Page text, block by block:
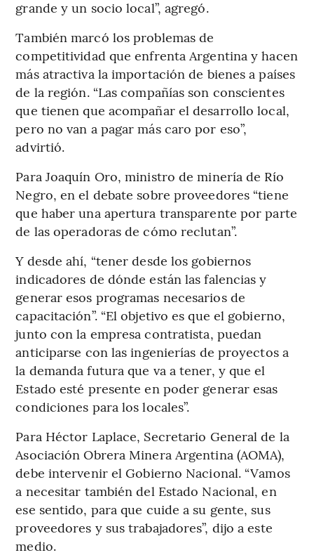
grande y un socio local”, agregó.
También marcó los problemas de
competitividad que enfrenta Argentina y hacen
más atractiva la importación de bienes a países
de la región. “Las compañías son conscientes
que tienen que acompañar el desarrollo local,
pero no van a pagar más caro por eso”,
advirtió.
Para Joaquín Oro, ministro de minería de Río
Negro, en el debate sobre proveedores “tiene
que haber una apertura transparente por parte
de las operadoras de cómo reclutan”.
Y desde ahí, “tener desde los gobiernos
indicadores de dónde están las falencias y
generar esos programas necesarios de
capacitación”. “El objetivo es que el gobierno,
junto con la empresa contratista, puedan
anticiparse con las ingenierías de proyectos a
la demanda futura que va a tener, y que el
Estado esté presente en poder generar esas
condiciones para los locales”.
Para Héctor Laplace, Secretario General de la
Asociación Obrera Minera Argentina (AOMA),
debe intervenir el Gobierno Nacional. “Vamos
a necesitar también del Estado Nacional, en
ese sentido, para que cuide a su gente, sus
proveedores y sus trabajadores”, dijo a este
medio.